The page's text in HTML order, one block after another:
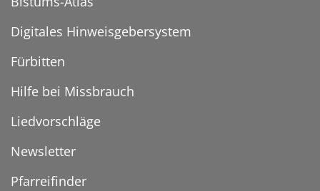
Digitales Hinweisgebersystem
Fürbitten
Hilfe bei Missbrauch
Liedvorschläge
Newsletter
Pfarreifinder